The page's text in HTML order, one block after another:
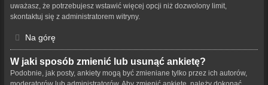
uważasz, że potrzebujesz wstawić więcej opcji niż dozwolony limit,
skontaktuj się z administratorem witryny.
Na górę
W jaki sposób zmienić lub usunąć ankietę?
Podobnie, jak posty, ankiety mogą być zmieniane tylko przez ich autorów,